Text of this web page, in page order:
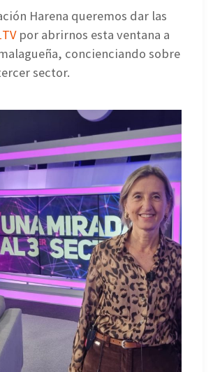
Harena queremos dar las
por abrirnos esta ventana a
concienciando sobre
sector.